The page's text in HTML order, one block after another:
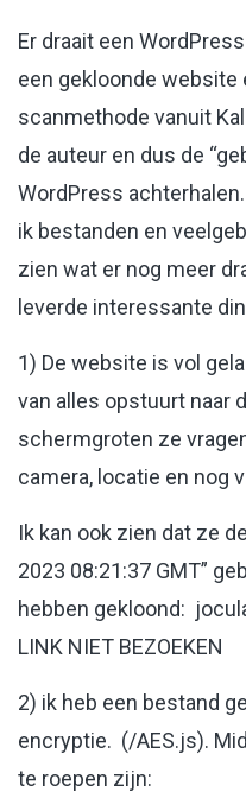
Er draait een
een gekloonde website
scanmethode vanuit
de auteur en dus de
WordPress
ik bestanden en
zien wat er nog meer
leverde interessante
1) De website is vol
van alles opstuurt naar
schermgroten ze
camera, locatie en nog
Ik kan ook zien dat ze
2023 08:21:37 GMT”
hebben gekloond:
LINK NIET BEZOEKEN
2) ik heb een bestand
encryptie. (/AES.js).
te roepen zijn: